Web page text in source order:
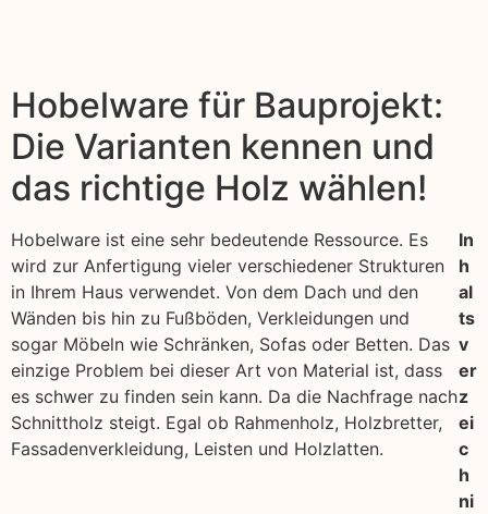
Hobelware für Bauprojekt:
Die Varianten kennen und
das richtige Holz wählen!
Hobelware ist eine sehr bedeutende Ressource. Es
wird zur Anfertigung vieler verschiedener Strukturen
in Ihrem Haus verwendet. Von dem Dach und den
Wänden bis hin zu Fußböden, Verkleidungen und
sogar Möbeln wie Schränken, Sofas oder Betten. Das
einzige Problem bei dieser Art von Material ist, dass
es schwer zu finden sein kann. Da die Nachfrage nach
Schnittholz steigt. Egal ob Rahmenholz, Holzbretter,
Fassadenverkleidung, Leisten und Holzlatten.
In
h
al
ts
v
er
z
ei
c
h
ni